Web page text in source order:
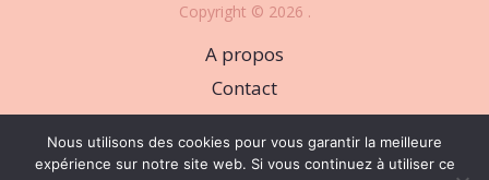
Copyright © 2026 .
A propos
Contact
Plan du site
Mentions légales
Nous utilisons des cookies pour vous garantir la meilleure
expérience sur notre site web. Si vous continuez à utiliser ce